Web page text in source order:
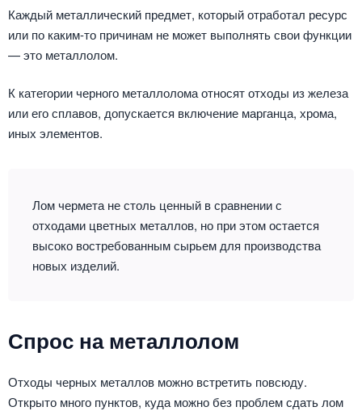
Каждый металлический предмет, который отработал ресурс
или по каким-то причинам не может выполнять свои функции
— это металлолом.
К категории черного металлолома относят отходы из железа
или его сплавов, допускается включение марганца, хрома,
иных элементов.
Лом чермета не столь ценный в сравнении с
отходами цветных металлов, но при этом остается
высоко востребованным сырьем для производства
новых изделий.
Спрос на металлолом
Отходы черных металлов можно встретить повсюду.
Открыто много пунктов, куда можно без проблем сдать лом